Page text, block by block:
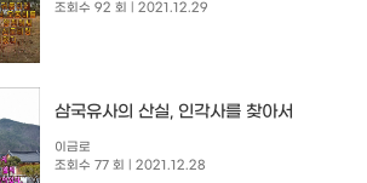
조회수 92 회
| 2021.12.29
삼국유사의 산실, 인각사를 찾아서
이금로
조회수 77 회
| 2021.12.28